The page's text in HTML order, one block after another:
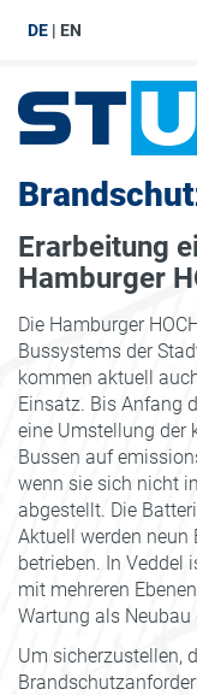
DE EN
Erarbeitung
Hamburger
Die Hamburger
Bussystems der
kommen aktuell
Einsatz. Bis Anfang
eine Umstellung der
Bussen auf
wenn sie sich nicht
abgestellt. Die
Aktuell werden neun
betrieben. In Veddel
mit mehreren
Wartung als Neubau
Um sicherzustellen,